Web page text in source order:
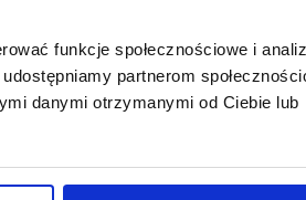
funkcje społecznościowe i
partnerom
danymi otrzymanymi od Ciebie lub
obiektu,
Polska
Dołącz do